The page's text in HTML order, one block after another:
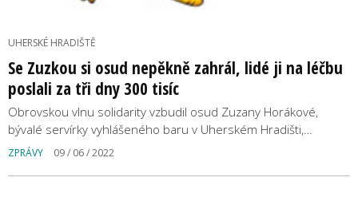
UHERSKÉ HRADIŠTĚ
Se Zuzkou si osud nepěkně zahrál, lidé ji na léčbu
poslali za tři dny 300 tisíc
Obrovskou vlnu solidarity vzbudil osud Zuzany Horákové,
bývalé servírky vyhlášeného baru v Uherském Hradišti,…
ZPRÁVY 09 / 06 / 2022